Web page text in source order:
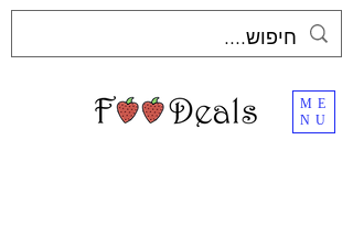
ME
NU